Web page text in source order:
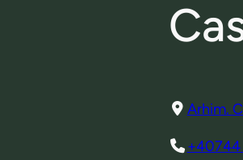
Arhim.
+40744